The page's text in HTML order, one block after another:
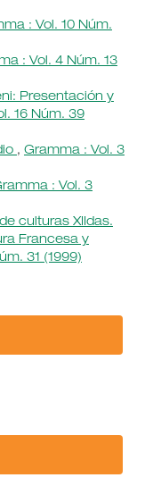
: Vol. 10 Núm.
: Vol. 4 Núm. 13
Presentación y
16 Núm. 39
, Gramma : Vol. 3
: Vol. 3
culturas XIIdas.
Francesa y
31 (1999)